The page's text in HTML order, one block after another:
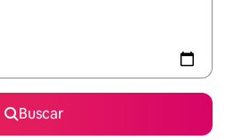
Buscar